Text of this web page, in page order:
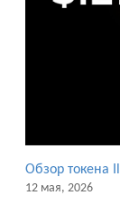
Обзор токена
12 мая, 2026